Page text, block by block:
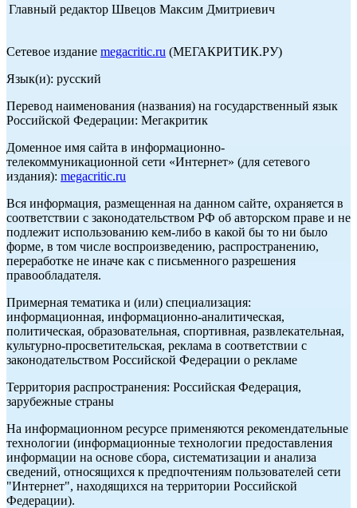
Главный редактор Швецов Максим Дмитриевич
Сетевое издание megacritic.ru (МЕГАКРИТИК.РУ)
Язык(и): русский
Перевод наименования (названия) на государственный язык
Российской Федерации: Мегакритик
Доменное имя сайта в информационно-
телекоммуникационной сети «Интернет» (для сетевого
издания): megacritic.ru
Вся информация, размещенная на данном сайте, охраняется в
соответствии с законодательством РФ об авторском праве и не
подлежит использованию кем-либо в какой бы то ни было
форме, в том числе воспроизведению, распространению,
переработке не иначе как с письменного разрешения
правообладателя.
Примерная тематика и (или) специализация:
информационная, информационно-аналитическая,
политическая, образовательная, спортивная, развлекательная,
культурно-просветительская, реклама в соответствии с
законодательством Российской Федерации о рекламе
Территория распространения: Российская Федерация,
зарубежные страны
На информационном ресурсе применяются рекомендательные
технологии (информационные технологии предоставления
информации на основе сбора, систематизации и анализа
сведений, относящихся к предпочтениям пользователей сети
"Интернет", находящихся на территории Российской
Федерации).